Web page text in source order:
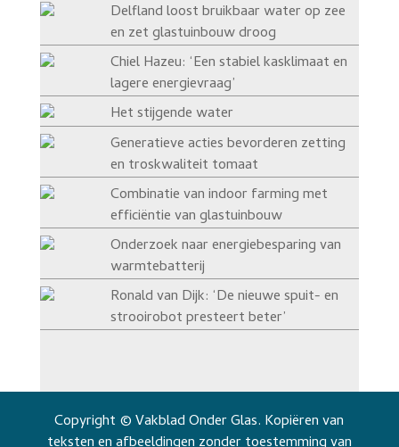
Delfland loost bruikbaar water op zee
en zet glastuinbouw droog
Chiel Hazeu: ‘Een stabiel kasklimaat en
lagere energievraag’
Het stijgende water
Generatieve acties bevorderen zetting
en troskwaliteit tomaat
Combinatie van indoor farming met
efficiëntie van glastuinbouw
Onderzoek naar energiebesparing van
warmtebatterij
Ronald van Dijk: ‘De nieuwe spuit- en
strooirobot presteert beter’
Copyright © Vakblad Onder Glas. Kopiëren van